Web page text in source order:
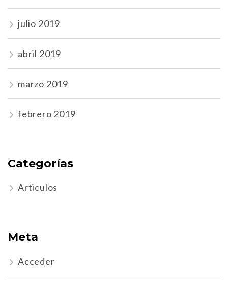
julio 2019
abril 2019
marzo 2019
febrero 2019
Categorías
Articulos
Meta
Acceder